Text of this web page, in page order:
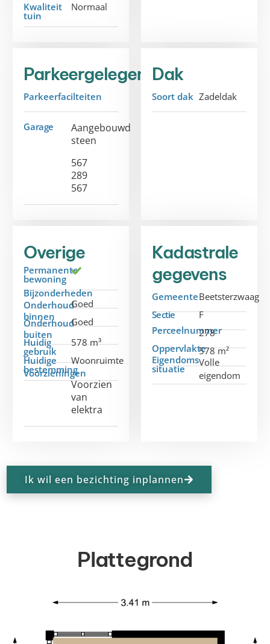
Kwaliteit
tuin
Normaal
Parkeergelegenheid
Parkeerfacilteiten
Garage
Aangebouwd
steen
567
289
567
Dak
Soort dak Zadeldak
Overige
Permanente
bewoning
Bijzonderheden
Onderhoud
binnen
Goed
Onderhoud
buiten
Goed
Huidig
gebruik
578 m³
Huidige
bestemming
Woonruimte
Voorzieningen
Voorzien
van
elektra
Kadastrale
gegevens
GemeenteBeetsterzwaag
Sectie
F
Perceelnummer
278
Oppervlakte578 m²
Eigendoms
situatie
Volle
eigendom
Ik wil een bezichting inplannen
Plattegrond